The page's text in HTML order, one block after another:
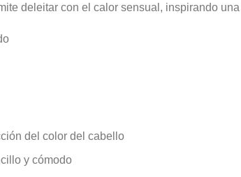
deleitar con el calor sensual, inspirando
del color del cabello
y cómodo